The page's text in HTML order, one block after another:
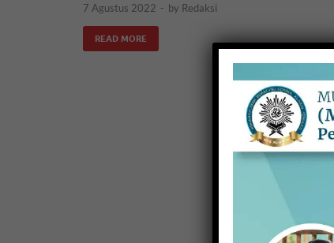
7 Agustus 2022 - by Redaksi
READ MORE